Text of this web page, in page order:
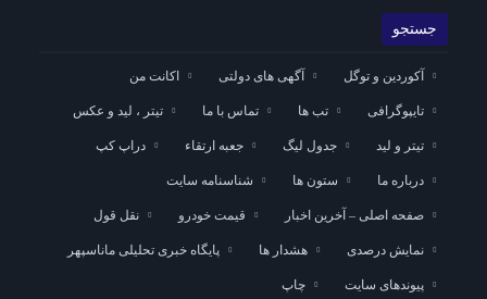
آکوردین و توگل آگهی های دولتی اکانت من
تایپوگرافی تب ها تماس با ما تیتر ، لید و عکس
تیتر و لید جدول لیگ جعبه ارتقاء دراپ کپ
درباره ما ستون ها شناسنامه سایت
صفحه اصلی – آخرین اخبار قیمت خودرو نقل قول
نمایش درصدی هشدار ها پایگاه خبری تحلیلی ماناسپهر
پیوندهای سایت چاپ